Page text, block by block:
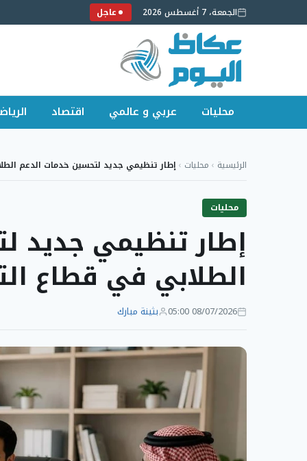
الجمعة، 7 أغسطس 2026 عاجل
محليات عربي و عالمي اقتصاد
الرئيسية › محليات › إطار تنظيمي جديد لتحسين خدمات الدعم
محليات
إطار تنظيمي جديد
الطلابي في قطاع
08/07/2026 05:00 بثينة مبارك